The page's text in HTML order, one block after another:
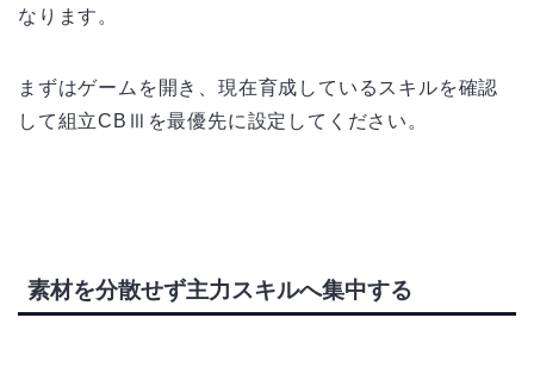
なります。
まずはゲームを開き、現在育成しているスキルを確認
して組立CBⅢを最優先に設定してください。
素材を分散せず主力スキルへ集中する